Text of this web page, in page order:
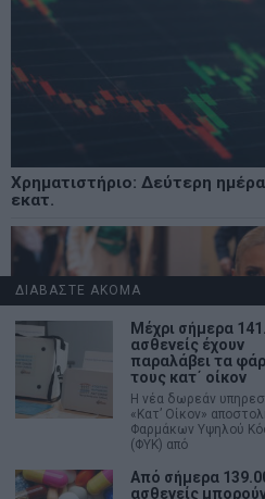
Χρηματιστήριο: Δεύτερη
εκατ.
ΔΙΑΒΑΣΤΕ ΑΚΟΜΑ
Μέχρι σήμερα
ασθενείς έχουν
παραλάβει τα
τους κατ΄ οίκον
Η νέα δωρεάν
«Κατ’ Οίκον»
Φαρμάκων Υψηλού
(ΦΥΚ) από
Από σήμερα
ασθενείς